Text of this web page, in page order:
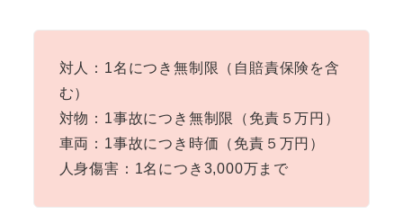
対人：1名につき無制限（自賠責保険を含
む）
対物：1事故につき無制限（免責５万円）
車両：1事故につき時価（免責５万円）
人身傷害：1名につき3,000万まで